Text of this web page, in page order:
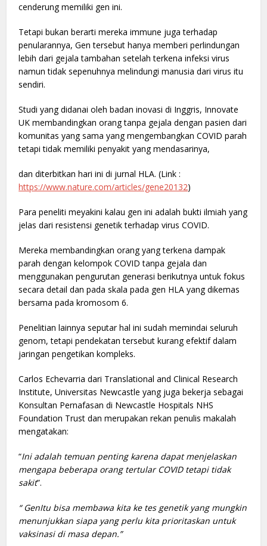
cenderung memiliki gen ini.
Tetapi bukan berarti mereka immune juga terhadap
penularannya, Gen tersebut hanya memberi perlindungan
lebih dari gejala tambahan setelah terkena infeksi virus
namun tidak sepenuhnya melindungi manusia dari virus itu
sendiri.
Studi yang didanai oleh badan inovasi di Inggris, Innovate
UK membandingkan orang tanpa gejala dengan pasien dari
komunitas yang sama yang mengembangkan COVID parah
tetapi tidak memiliki penyakit yang mendasarinya,
dan diterbitkan hari ini di jurnal HLA. (Link :
https://www.nature.com/articles/gene20132)
Para peneliti meyakini kalau gen ini adalah bukti ilmiah yang
jelas dari resistensi genetik terhadap virus COVID.
Mereka membandingkan orang yang terkena dampak
parah dengan kelompok COVID tanpa gejala dan
menggunakan pengurutan generasi berikutnya untuk fokus
secara detail dan pada skala pada gen HLA yang dikemas
bersama pada kromosom 6.
Penelitian lainnya seputar hal ini sudah memindai seluruh
genom, tetapi pendekatan tersebut kurang efektif dalam
jaringan pengetikan kompleks.
Carlos Echevarria dari Translational and Clinical Research
Institute, Universitas Newcastle yang juga bekerja sebagai
Konsultan Pernafasan di Newcastle Hospitals NHS
Foundation Trust dan merupakan rekan penulis makalah
mengatakan:
“Ini adalah temuan penting karena dapat menjelaskan
mengapa beberapa orang tertular COVID tetapi tidak
sakit”.
“ GenItu bisa membawa kita ke tes genetik yang mungkin
menunjukkan siapa yang perlu kita prioritaskan untuk
vaksinasi di masa depan.”